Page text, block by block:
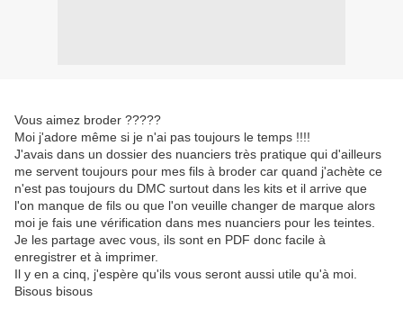
Vous aimez broder ?????
Moi j'adore même si je n'ai pas toujours le temps !!!!
J'avais dans un dossier des nuanciers très pratique qui d'ailleurs
me servent toujours pour mes fils à broder car quand j'achète ce
n'est pas toujours du DMC surtout dans les kits et il arrive que
l'on manque de fils ou que l'on veuille changer de marque alors
moi je fais une vérification dans mes nuanciers pour les teintes.
Je les partage avec vous, ils sont en PDF donc facile à
enregistrer et à imprimer.
Il y en a cinq, j'espère qu'ils vous seront aussi utile qu'à moi.
Bisous bisous